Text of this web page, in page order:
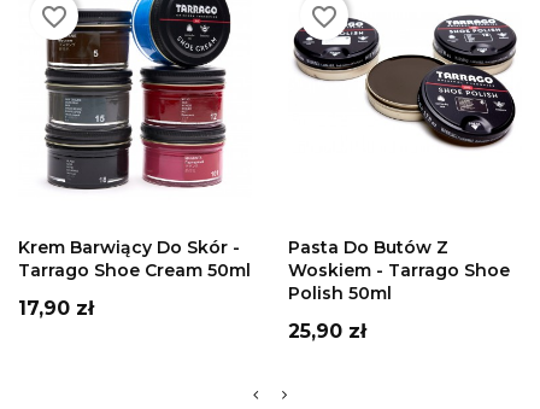
Krem Barwiący Do Skór -
Tarrago Shoe Cream 50ml
Cena
17,90 zł
favorite_border
Pasta Do Butów Z
Woskiem - Tarrago Shoe
Polish 50ml
Cena
25,90 zł
favorite_border